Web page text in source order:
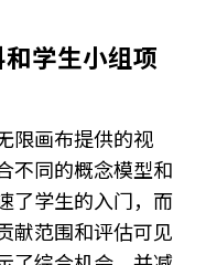
学生小组项
限画布提供的视
不同的概念模型和
了学生的入门，而
献范围和评估可见